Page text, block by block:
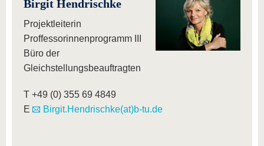
Birgit Hendrischke
Projektleiterin
Proffessorinnenprogramm III
Büro der
Gleichstellungsbeauftragten
T +49 (0) 355 69 4849
E
Birgit.Hendrischke(at)b-tu.de